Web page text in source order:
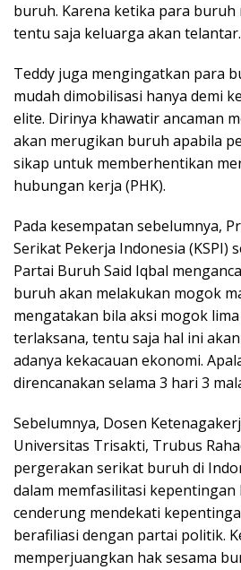
buruh. Karena ketika para
tentu saja keluarga akan telantar.
Teddy juga mengingatkan para
mudah dimobilisasi hanya demi
elite. Dirinya khawatir ancaman
akan merugikan buruh apabila
sikap untuk memberhentikan
hubungan kerja (PHK).
Pada kesempatan sebelumnya,
Serikat Pekerja Indonesia (KSPI)
Partai Buruh Said Iqbal
buruh akan melakukan mogok
mengatakan bila aksi mogok
terlaksana, tentu saja hal ini
adanya kekacauan ekonomi.
direncanakan selama 3 hari 3
Sebelumnya, Dosen
Universitas Trisakti, Trubus
pergerakan serikat buruh di
dalam memfasilitasi
cenderung mendekati
berafiliasi dengan partai politik.
memperjuangkan hak sesama